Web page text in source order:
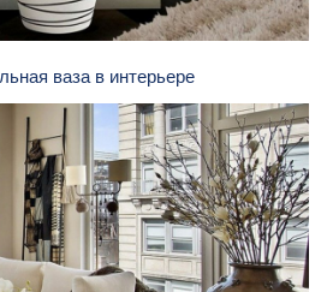
ваза в интерьере